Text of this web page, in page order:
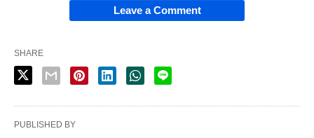
Leave a Comment
SHARE
PUBLISHED BY